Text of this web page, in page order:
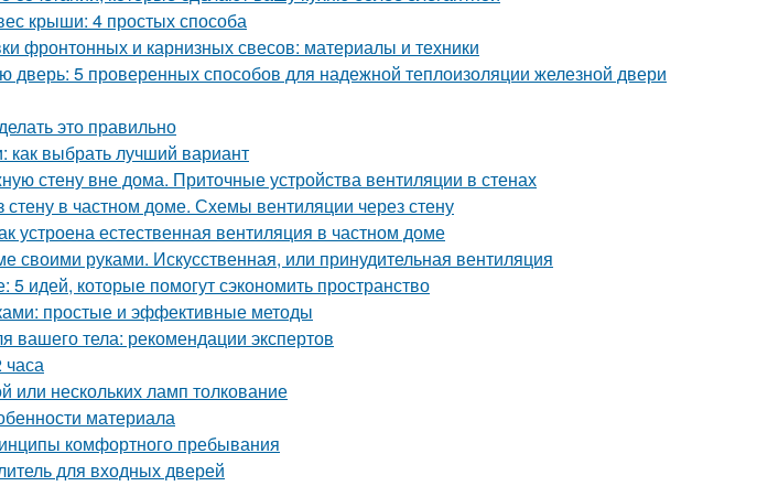
крыши: 4 простых способа
фронтонных и карнизных свесов: материалы и техники
дверь: 5 проверенных способов для надежной теплоизоляции железной двери
это правильно
как выбрать лучший вариант
стену вне дома. Приточные устройства вентиляции в стенах
в частном доме. Схемы вентиляции через стену
устроена естественная вентиляция в частном доме
своими руками. Искусственная, или принудительная вентиляция
идей, которые помогут сэкономить пространство
простые и эффективные методы
вашего тела: рекомендации экспертов
или нескольких ламп толкование
материала
комфортного пребывания
для входных дверей